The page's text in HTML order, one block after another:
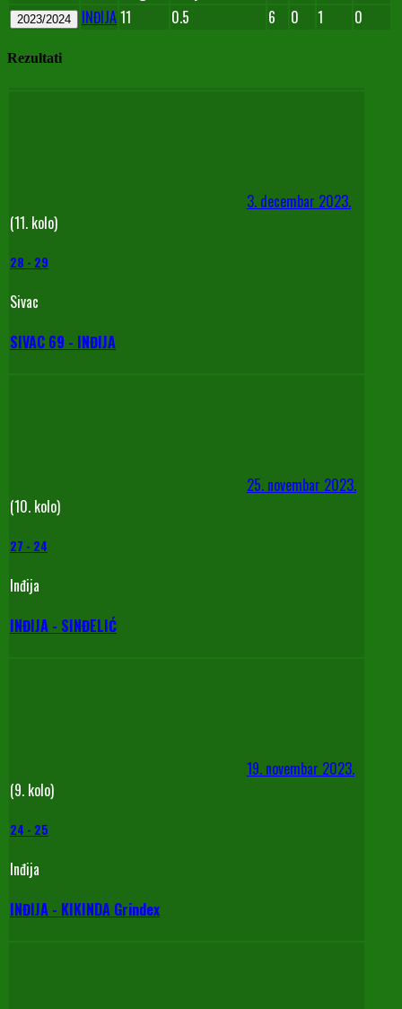
2023/2024 INĐIJA11 0.5 6 0 1 0
Rezultati
3. decembar 2023.
(11. kolo)
28 - 29
Sivac
SIVAC 69 - INĐIJA
25. novembar 2023.
(10. kolo)
27 - 24
Inđija
INĐIJA - SINĐELIĆ
19. novembar 2023.
(9. kolo)
24 - 25
Inđija
INĐIJA - KIKINDA Grindex